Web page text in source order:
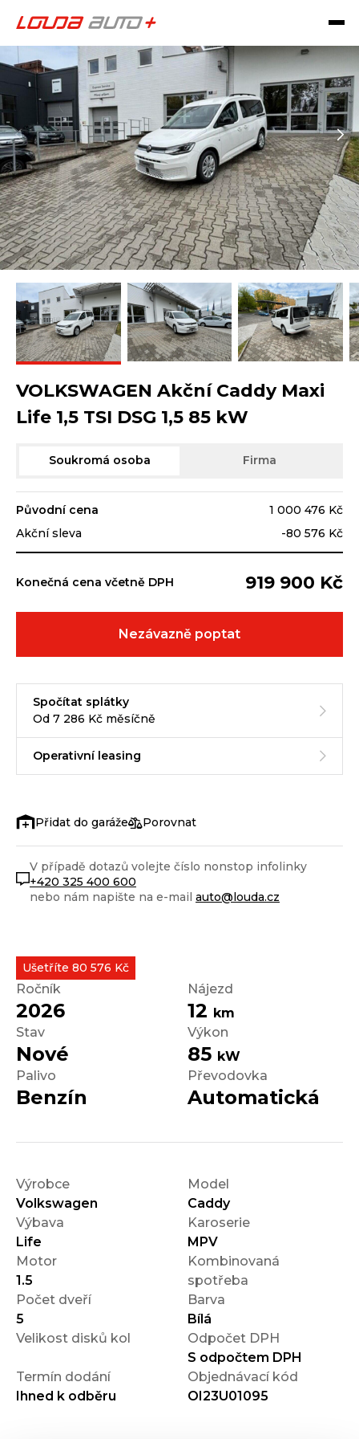
Ušetříte 80 576 Kč
Ročník
2026
Nájezd
12 km
Stav
Nové
Výkon
85 kW
Palivo
Benzín
Převodovka
Automatická
Výrobce
Volkswagen
Model
Caddy
Výbava
Life
Karoserie
MPV
Motor
1.5
Kombinovaná
spotřeba
Počet dveří
5
Barva
Bílá
Velikost disků kol
Odpočet DPH
S odpočtem DPH
Termín dodání
Ihned k odběru
Objednávací kód
OI23U01095
VOLKSWAGEN Akční Caddy Maxi
Life 1,5 TSI DSG 1,5 85 kW
Soukromá osoba Firma
Původní cena
1 000 476 Kč
Akční sleva
-80 576 Kč
Konečná cena včetně DPH 919 900 Kč
Nezávazně poptat
Spočítat splátky
Od 7 286 Kč měsíčně
Operativní leasing
Porovnat
V případě dotazů volejte číslo nonstop infolinky
+420 325 400 600
nebo nám napište na e-mail auto@louda.cz